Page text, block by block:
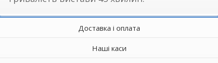
Доставка і оплата
Наші каси